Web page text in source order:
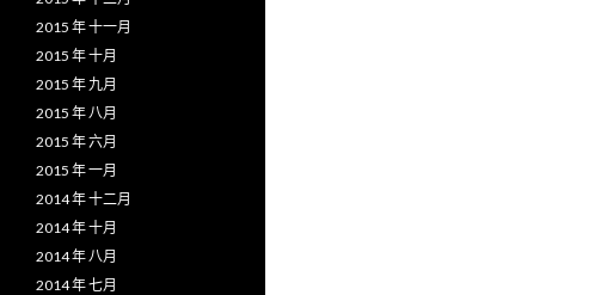
2015 年 十一月
2015 年 十月
2015 年 九月
2015 年 八月
2015 年 六月
2015 年 一月
2014 年 十二月
2014 年 十月
2014 年 八月
2014 年 七月